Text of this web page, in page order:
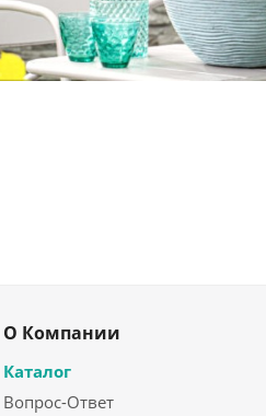
О Компании
Каталог
Вопрос-Ответ